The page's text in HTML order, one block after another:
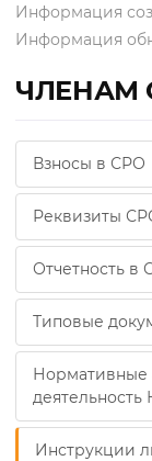
Информация
Информация
ЧЛЕНАМ
Взносы в СРО
Реквизиты
Отчетность в
Типовые
Нормативные
деятельность
Инструкции